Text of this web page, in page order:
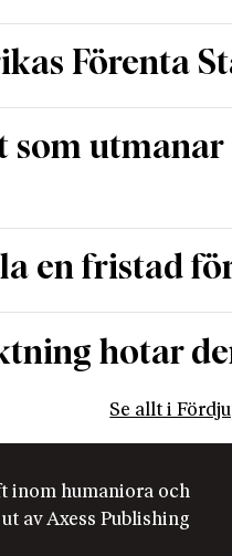
Förenta
som utmanar
en fristad
hotar
Se allt i
inom humaniora och
av Axess Publishing